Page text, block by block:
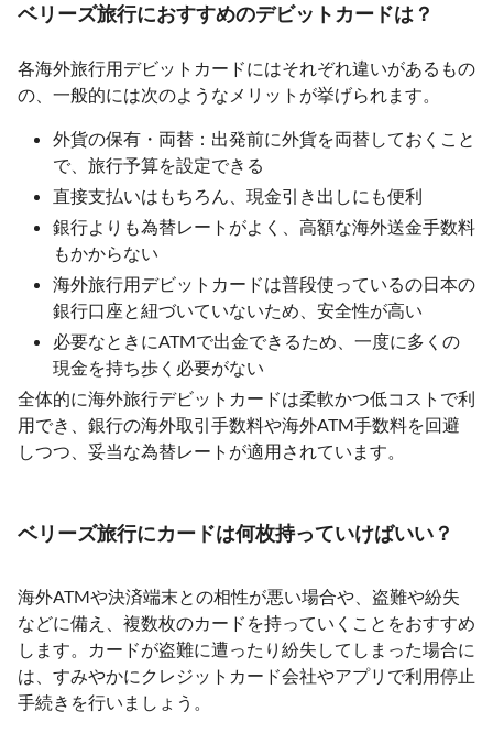
ベリーズ旅行におすすめのデビットカードは？
各海外旅行用デビットカードにはそれぞれ違いがあるもの
の、一般的には次のようなメリットが挙げられます。
外貨の保有・両替：出発前に外貨を両替しておくこと
で、旅行予算を設定できる
直接支払いはもちろん、現金引き出しにも便利
銀行よりも為替レートがよく、高額な海外送金手数料
もかからない
海外旅行用デビットカードは普段使っているの日本の
銀行口座と紐づいていないため、安全性が高い
必要なときにATMで出金できるため、一度に多くの
現金を持ち歩く必要がない
全体的に海外旅行デビットカードは柔軟かつ低コストで利
用でき、銀行の海外取引手数料や海外ATM手数料を回避
しつつ、妥当な為替レートが適用されています。
ベリーズ旅行にカードは何枚持っていけばいい？
海外ATMや決済端末との相性が悪い場合や、盗難や紛失
などに備え、複数枚のカードを持っていくことをおすすめ
します。カードが盗難に遭ったり紛失してしまった場合に
は、すみやかにクレジットカード会社やアプリで利用停止
手続きを行いましょう。